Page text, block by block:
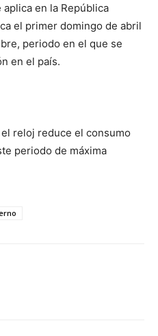
en la República
el primer domingo de abril
periodo en el que se
en el país.
reloj reduce el consumo
periodo de máxima